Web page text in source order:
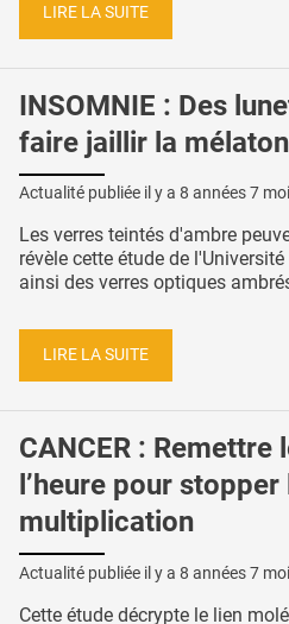
LIRE LA SUITE
INSOMNIE : Des
faire jaillir la
Actualité publiée il y a 8 années 7
Les verres teintés d'ambre
révèle cette étude de
ainsi des verres optiques
LIRE LA SUITE
CANCER : Remettre
l’heure pour stopper
multiplication
Actualité publiée il y a 8 années 7
Cette étude décrypte le lien